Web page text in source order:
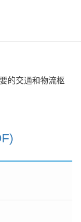
的交通和物流枢